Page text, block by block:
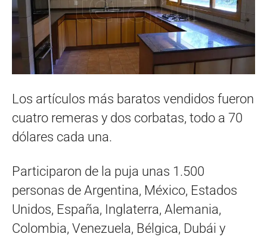
Los artículos más baratos vendidos fueron
cuatro remeras y dos corbatas, todo a 70
dólares cada una.
Participaron de la puja unas 1.500
personas de Argentina, México, Estados
Unidos, España, Inglaterra, Alemania,
Colombia, Venezuela, Bélgica, Dubái y